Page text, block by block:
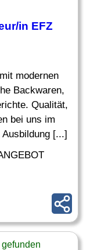
/in EFZ
modernen
Backwaren,
Qualität,
bei uns im
[...]